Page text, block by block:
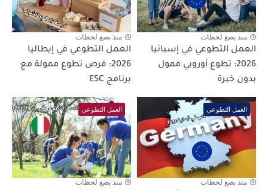
منذ بضع لحظات
العمل التطوعي في إسبانيا
2026: تطوع أوروبي ممول
بدون خبرة
منذ بضع لحظات
العمل التطوعي في إيطاليا
2026: فرص تطوع ممولة مع
برنامج ESC
العمل التطوعي
منذ بضع لحظات
العمل التطوعي
منذ بضع لحظات